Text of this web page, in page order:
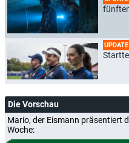
UPDATE
Die Vorschau
Mario, der Eismann präsentiert
Woche: